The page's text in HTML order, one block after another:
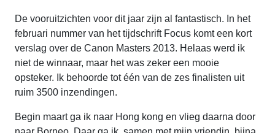
De vooruitzichten voor dit jaar zijn al fantastisch. In het
februari nummer van het tijdschrift Focus komt een kort
verslag over de Canon Masters 2013. Helaas werd ik
niet de winnaar, maar het was zeker een mooie
opsteker. Ik behoorde tot één van de zes finalisten uit
ruim 3500 inzendingen.
Begin maart ga ik naar Hong kong en vlieg daarna door